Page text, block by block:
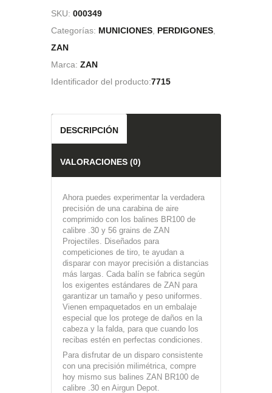
SKU: 000349
Categorías: MUNICIONES, PERDIGONES,
ZAN
Marca: ZAN
Identificador del producto:7715
DESCRIPCIÓN
VALORACIONES (0)
Ahora puedes experimentar la verdadera
precisión de una carabina de aire
comprimido con los balines BR100 de
calibre .30 y 56 grains de ZAN
Projectiles. Diseñados para
competiciones de tiro, te ayudan a
disparar con mayor precisión a distancias
más largas. Cada balín se fabrica según
los exigentes estándares de ZAN para
garantizar un tamaño y peso uniformes.
Vienen empaquetados en un embalaje
especial que los protege de daños en la
cabeza y la falda, para que cuando los
recibas estén en perfectas condiciones.
Para disfrutar de un disparo consistente
con una precisión milimétrica, compre
hoy mismo sus balines ZAN BR100 de
calibre .30 en Airgun Depot.